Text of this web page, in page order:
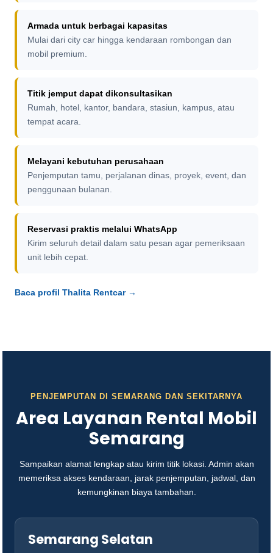
Armada untuk berbagai kapasitas
Mulai dari city car hingga kendaraan rombongan dan
mobil premium.
Titik jemput dapat dikonsultasikan
Rumah, hotel, kantor, bandara, stasiun, kampus, atau
tempat acara.
Melayani kebutuhan perusahaan
Penjemputan tamu, perjalanan dinas, proyek, event, dan
penggunaan bulanan.
Reservasi praktis melalui WhatsApp
Kirim seluruh detail dalam satu pesan agar pemeriksaan
unit lebih cepat.
Baca profil Thalita Rentcar →
PENJEMPUTAN DI SEMARANG DAN SEKITARNYA
Area Layanan Rental Mobil
Semarang
Sampaikan alamat lengkap atau kirim titik lokasi. Admin akan
memeriksa akses kendaraan, jarak penjemputan, jadwal, dan
kemungkinan biaya tambahan.
Semarang Selatan